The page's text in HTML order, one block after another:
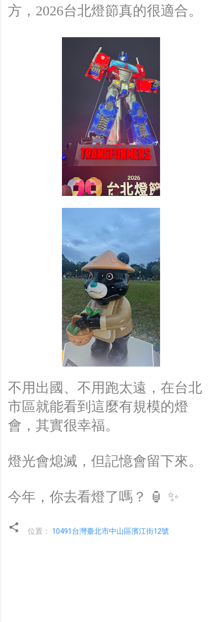
方，2026台北燈節真的很適合。
不用出國、不用跑太遠，在台北
市區就能看到這麼有規模的燈
會，其實很幸福。
燈光會熄滅，但記憶會留下來。
今年，你去看燈了嗎？ 🏮 ✨
位置： 10491台灣臺北市中山區濱江街12號